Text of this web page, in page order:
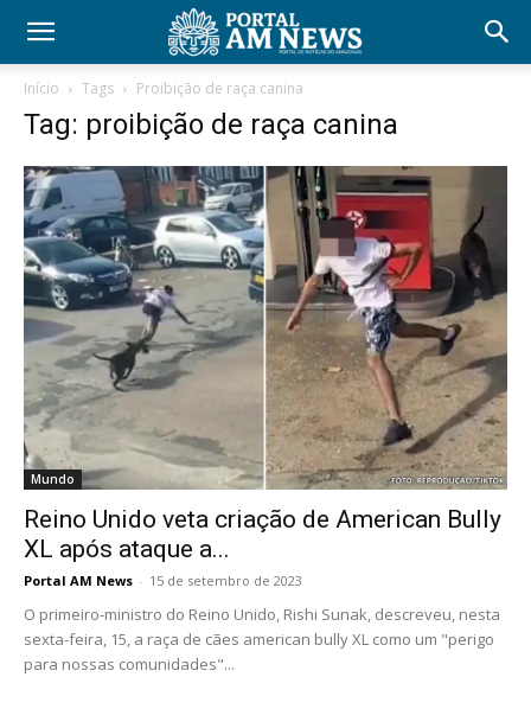
Início Tags Proibição de raça canina
Tag: proibição de raça canina
Mundo
Reino Unido veta criação de American Bully
XL após ataque a...
Portal AM News - 15 de setembro de 2023
O primeiro-ministro do Reino Unido, Rishi Sunak, descreveu, nesta
sexta-feira, 15, a raça de cães american bully XL como um "perigo
para nossas comunidades"...